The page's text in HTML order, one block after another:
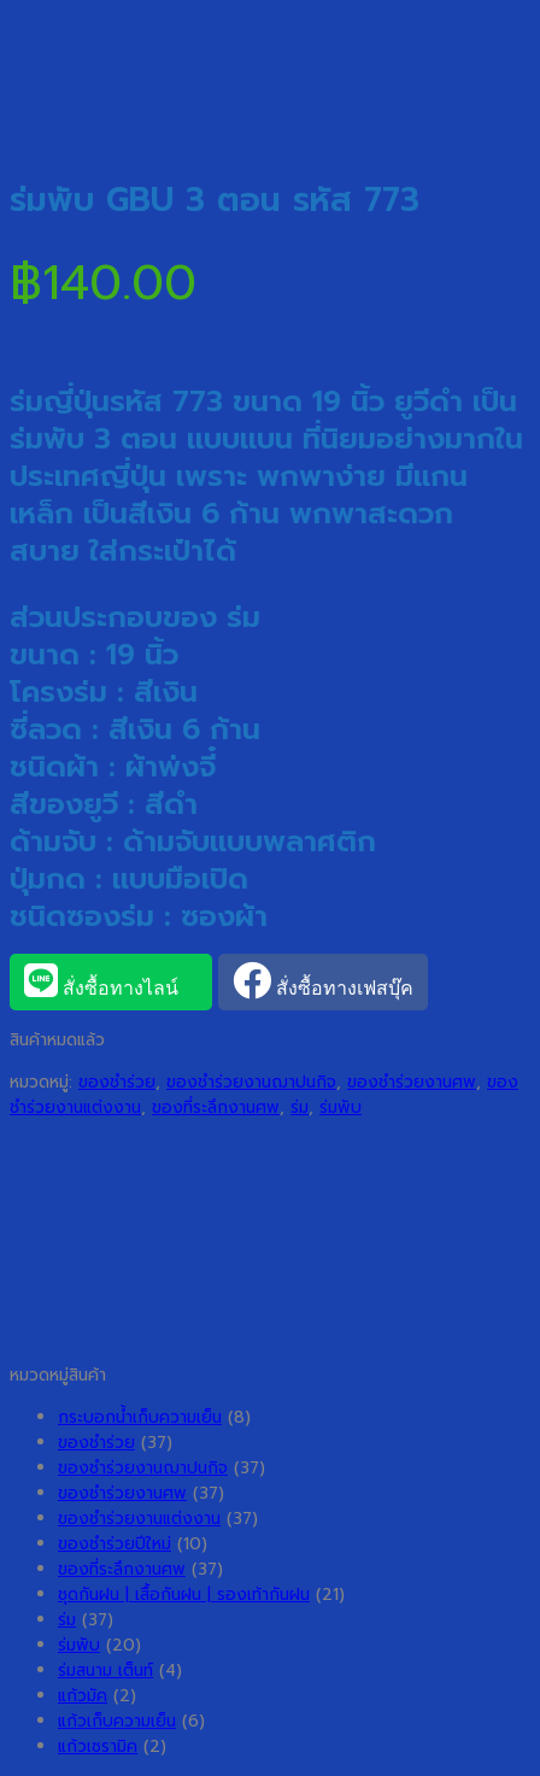
ร่มพับ GBU 3 ตอน รหัส 773
฿140.00
ร่มญี่ปุ่นรหัส 773 ขนาด 19 นิ้ว ยูวีดำ เป็น
ร่มพับ 3 ตอน แบบแบน ที่นิยมอย่างมากใน
ประเทศญี่ปุ่น เพราะ พกพาง่าย มีแกน
เหล็ก เป็นสีเงิน 6 ก้าน พกพาสะดวก
สบาย ใส่กระเป๋าได้
ส่วนประกอบของ ร่ม
ขนาด : 19 นิ้ว
โครงร่ม : สีเงิน
ซี่ลวด : สีเงิน 6 ก้าน
ชนิดผ้า : ผ้าพ่งจี๋
สีของยูวี : สีดำ
ด้ามจับ : ด้ามจับแบบพลาศติก
ปุ่มกด : แบบมือเปิด
ชนิดซองร่ม : ซองผ้า
สั่งซื้อทางไลน์ สั่งซื้อทางเฟสบุ๊ค
สินค้าหมดแล้ว
หมวดหมู่: ของชำร่วย, ของชำร่วยงานฌาปนกิจ, ของชำร่วยงานศพ, ของ
ชำร่วยงานแต่งงาน, ของที่ระลึกงานศพ, ร่ม, ร่มพับ
หมวดหมู่สินค้า
กระบอกน้ำเก็บความเย็น (8)
ของชำร่วย (37)
ของชำร่วยงานฌาปนกิจ (37)
ของชำร่วยงานศพ (37)
ของชำร่วยงานแต่งงาน (37)
ของชำร่วยปีใหม่ (10)
ของที่ระลึกงานศพ (37)
ชุดกันฝน | เสื้อกันฝน | รองเท้ากันฝน (21)
ร่ม (37)
ร่มพับ (20)
ร่มสนาม เต็นท์ (4)
แก้วมัค (2)
แก้วเก็บความเย็น (6)
แก้วเซรามิค (2)